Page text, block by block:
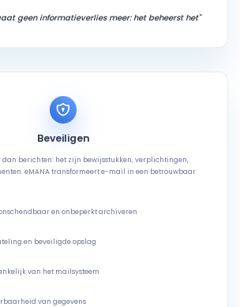
geen informatieverlies meer: het beheerst het"
Beveiligen
dan berichten: het zijn bewijsstukken, verplichtingen,
eMANA transformeert e-mail in een betrouwbaar
en onbeperkt archiveren
en beveiligde opslag
van het mailsysteem
van gegevens